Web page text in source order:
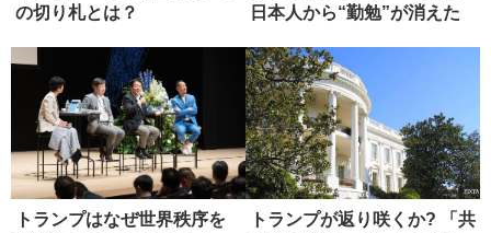
の切り札とは？
日本人から“勤勉”が消えた
トランプはなぜ世界秩序を
トランプが返り咲くか? 「共